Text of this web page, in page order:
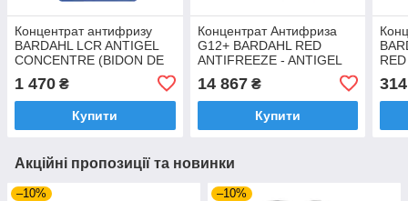
Концентрат антифризу
BARDAHL LCR ANTIGEL
CONCENTRE (BIDON DE
1 470 ₴
Купити
Концентрат Антифриза
G12+ BARDAHL RED
ANTIFREEZE - ANTIGEL
(7117R)
14 867₴
Купити
314
Акційні пропозиції та новинки
–10% –10%